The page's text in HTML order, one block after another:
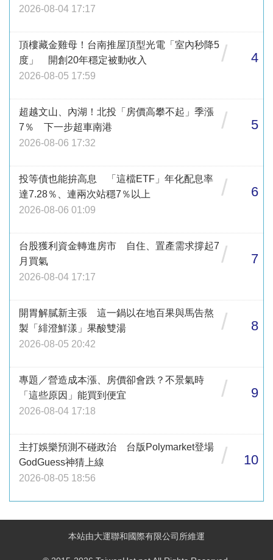
2026-08-04 17:17
頂樓藏金雞母！台南推屋頂型光電「室內秒降5
度」 開創20年穩定被動收入
2026-08-05 17:59
/ 4
超越文山、內湖！北投「房價高攀不起」季漲
7％ 下一步超車南港
2026-08-06 17:32
/ 5
投等債也能拚高息 「這檔ETF」年化配息率
達7.28％、連兩次站穩7％以上
2026-08-06 01:09
/ 6
台股獲利資金轉進房市 自住、置產需求撐起7
月買氣
2026-08-04 17:17
/ 7
開胃解膩新主張 這一鍋以在地百果與馬告熬
製「緋澄鮮漾」果酸雙湯
2026-08-05 20:42
/ 8
專題／營造成本漲、房價卻會跌？不景氣時
「這些原因」能買到便宜
2026-08-04 17:18
/ 9
主打娛樂預測不碰政治 台版Polymarket登場
GodGuess神猜上線
2026-08-05 18:56
/ 10
本站由大運聯和國際有限公司所維運